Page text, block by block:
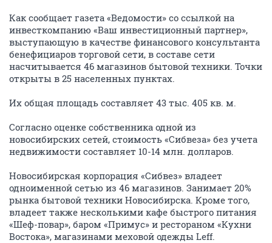
Как сообщает газета «Ведомости» со ссылкой на
инвесткомпанию «Ваш инвестиционный партнер»,
выступающую в качестве финансового консультанта
бенефициаров торговой сети, в составе сети
насчитывается 46 магазинов бытовой техники. Точки
открыты в 25 населенных пунктах.
Их общая площадь составляет 43 тыс. 405 кв. м.
Согласно оценке собственника одной из
новосибирских сетей, стоимость «Сибвеза» без учета
недвижимости составляет 10-14 млн. долларов.
Новосибирская корпорация «Сибвез» владеет
одноименной сетью из 46 магазинов. Занимает 20%
рынка бытовой техники Новосибирска. Кроме того,
владеет также несколькими кафе быстрого питания
«Шеф-повар», баром «Примус» и рестораном «Кухни
Востока», магазинами меховой одежды Leff.